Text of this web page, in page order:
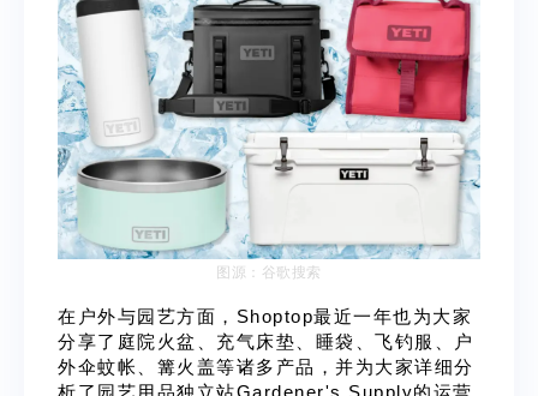
图源：谷歌搜索
在户外与园艺方面，Shoptop最近一年也为大家
分享了 庭院火盆 充气床垫 睡袋 飞钓服
户
外伞蚊帐
篝火盖等诸多产品，并为大家详细分
析了 园艺用品独立站Gardener's Supply的运营